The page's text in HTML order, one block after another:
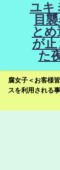
ユキ
目
と
が止
た
腐女子＜お客様
スを利用される